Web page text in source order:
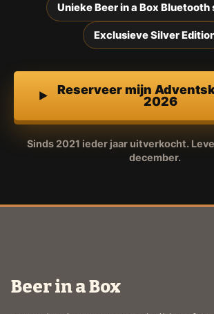
Unieke Beer in a Box Bluetooth
Exclusieve Silver
Reserveer mijn
2026
Sinds 2021 ieder jaar uitverkocht.
december.
Beer in a Box